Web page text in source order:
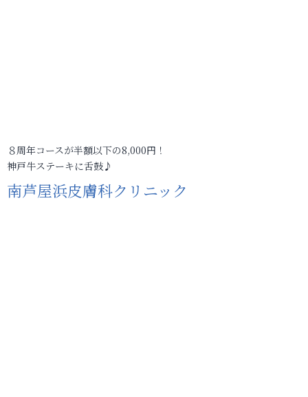
８周年コースが半額以下の8,000円！
神戸牛ステーキに舌鼓♪
南芦屋浜皮膚科クリニック